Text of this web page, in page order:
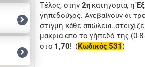
Τέλος, στην 2η κατηγορία, η
γηπεδούχος. Ανεβαίνουν οι
στιγμή κάθε
μακριά από το γήπεδό της (0-
στο 1,70! (Κωδικός 531)